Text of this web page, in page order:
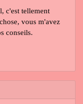
c'est tellement
vous m'avez
conseils.